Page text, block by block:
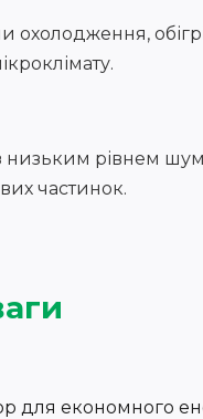
низьким рівнем
частинок.
для економного